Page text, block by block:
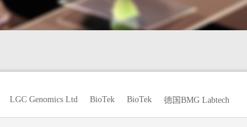
LGC Genomics Ltd BioTek BioTek 德国BMG Labtech